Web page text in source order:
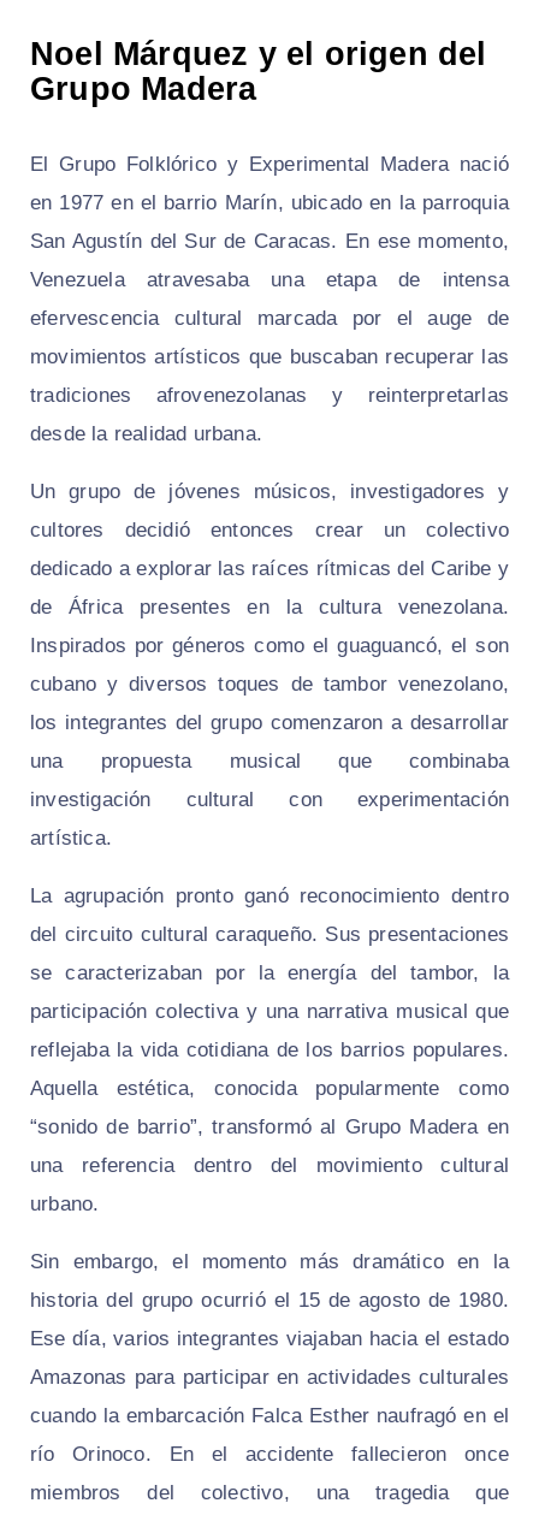
Noel Márquez y el origen del
Grupo Madera
El Grupo Folklórico y Experimental Madera nació
en 1977 en el barrio Marín, ubicado en la parroquia
San Agustín del Sur de Caracas. En ese momento,
Venezuela atravesaba una etapa de intensa
efervescencia cultural marcada por el auge de
movimientos artísticos que buscaban recuperar las
tradiciones afrovenezolanas y reinterpretarlas
desde la realidad urbana.
Un grupo de jóvenes músicos, investigadores y
cultores decidió entonces crear un colectivo
dedicado a explorar las raíces rítmicas del Caribe y
de África presentes en la cultura venezolana.
Inspirados por géneros como el guaguancó, el son
cubano y diversos toques de tambor venezolano,
los integrantes del grupo comenzaron a desarrollar
una propuesta musical que combinaba
investigación cultural con experimentación
artística.
La agrupación pronto ganó reconocimiento dentro
del circuito cultural caraqueño. Sus presentaciones
se caracterizaban por la energía del tambor, la
participación colectiva y una narrativa musical que
reflejaba la vida cotidiana de los barrios populares.
Aquella estética, conocida popularmente como
“sonido de barrio”, transformó al Grupo Madera en
una referencia dentro del movimiento cultural
urbano.
Sin embargo, el momento más dramático en la
historia del grupo ocurrió el 15 de agosto de 1980.
Ese día, varios integrantes viajaban hacia el estado
Amazonas para participar en actividades culturales
cuando la embarcación Falca Esther naufragó en el
río Orinoco. En el accidente fallecieron once
miembros del colectivo, una tragedia que